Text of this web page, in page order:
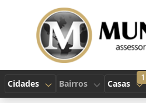
Cidades Bairros
1
Casas